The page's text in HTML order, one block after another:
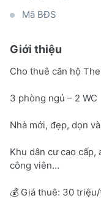
Mã BĐS
Giới thiệu
Cho thuê căn hộ
3 phòng ngủ – 2 WC
Nhà mới, đẹp, dọn
Khu dân cư cao
công viên…
💰 Giá thuê: 30